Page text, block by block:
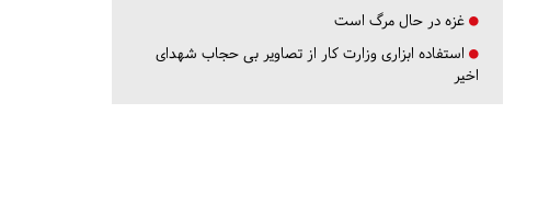
غزه در حال مرگ است
استفاده ابزاری وزارت کار از تصاویر بی حجاب شهدای
اخیر